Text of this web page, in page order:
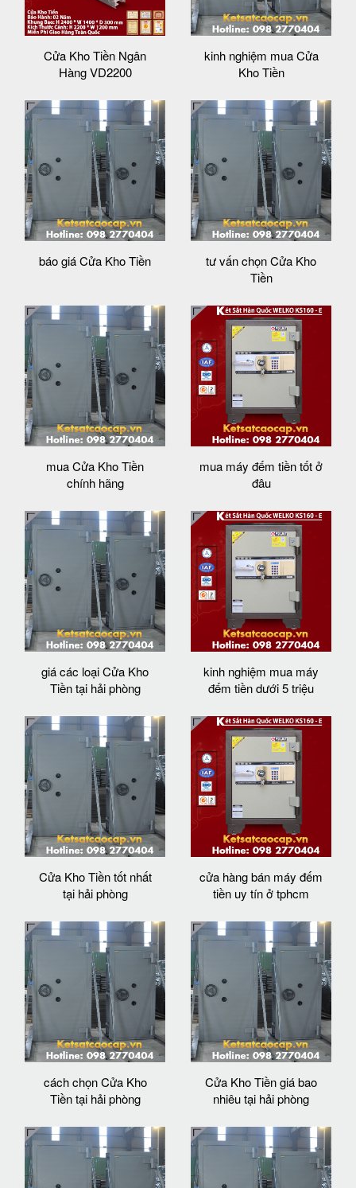
Cửa Kho Tiền Ngân
Hàng VD2200
kinh nghiệm mua Cửa
Kho Tiền
báo giá Cửa Kho Tiền
tư vấn chọn Cửa Kho
Tiền
mua Cửa Kho Tiền
chính hãng
mua máy đếm tiền tốt ở
đâu
giá các loại Cửa Kho
Tiền tại hải phòng
kinh nghiệm mua máy
đếm tiền dưới 5 triệu
Cửa Kho Tiền tốt nhất
tại hải phòng
cửa hàng bán máy đếm
tiền uy tín ở tphcm
cách chọn Cửa Kho
Tiền tại hải phòng
Cửa Kho Tiền giá bao
nhiêu tại hải phòng